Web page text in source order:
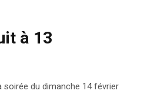
à 13
soirée du dimanche 14 février